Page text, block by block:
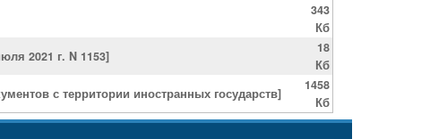
343
Кб
2021 г. N 1153]
18
Кб
с территории иностранных государств]
1458
Кб